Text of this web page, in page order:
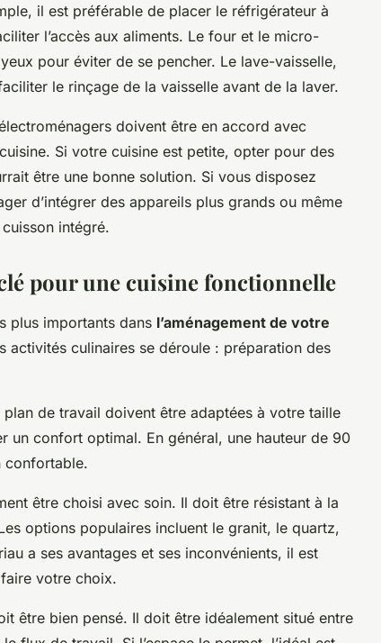
il est préférable de placer le réfrigérateur à
l’accès aux aliments. Le four et le micro-
pour éviter de se pencher. Le lave-vaisselle,
le rinçage de la vaisselle avant de la laver.
doivent être en accord avec
Si votre cuisine est petite, opter pour des
être une bonne solution. Si vous disposez
d’intégrer des appareils plus grands ou même
intégré.
pour une cuisine fonctionnelle
plus importants dans l’aménagement de votre
activités culinaires se déroule : préparation des
de travail doivent être adaptées à votre taille
un confort optimal. En général, une hauteur de 90
confortable.
être choisi avec soin. Il doit être résistant à la
options populaires incluent le granit, le quartz,
a ses avantages et ses inconvénients, il est
votre choix.
être bien pensé. Il doit être idéalement situé entre